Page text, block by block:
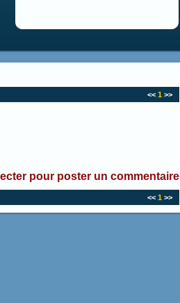
<< 1 >>
pour poster un commentaire
<< 1 >>